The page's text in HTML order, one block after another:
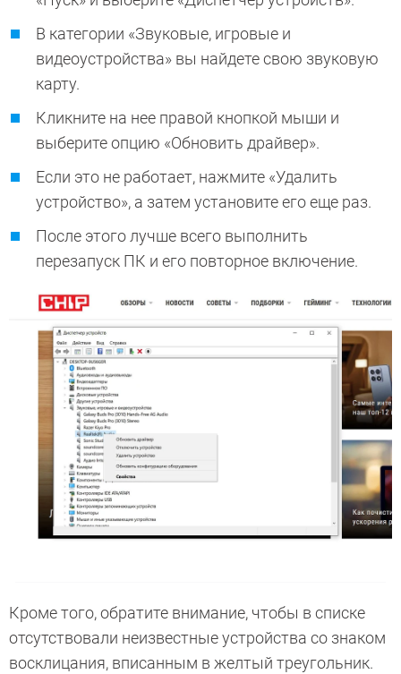
В категории «Звуковые, игровые и
видеоустройства» вы найдете свою звуковую
карту.
Кликните на нее правой кнопкой мыши и
выберите опцию «Обновить драйвер».
Если это не работает, нажмите «Удалить
устройство», а затем установите его еще раз.
После этого лучше всего выполнить
перезапуск ПК и его повторное включение.
Кроме того, обратите внимание, чтобы в списке
отсутствовали неизвестные устройства со знаком
восклицания, вписанным в желтый треугольник.